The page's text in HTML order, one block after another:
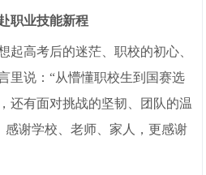
职业技能新程
起高考后的迷茫、职校的初心、
里说：“从懵懂职校生到国赛选
还有面对挑战的坚韧、团队的温
感谢学校、老师、家人，更感谢